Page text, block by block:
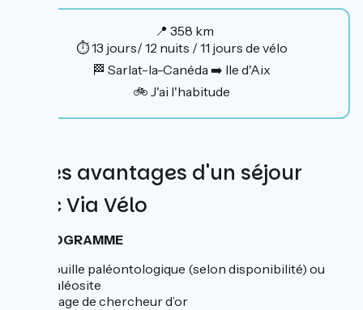
📍 358 km
⏱️ 13 jours/ 12 nuits / 11 jours de vélo
🏁 Sarlat-la-Canéda ➡️ Ile d'Aix
🚲 J'ai l'habitude
🚲 Les avantages d'un séjour
avec Via Vélo
AU PROGRAMME
Fouille paléontologique (selon disponibilité) ou
Paléosite
Stage de chercheur d’or